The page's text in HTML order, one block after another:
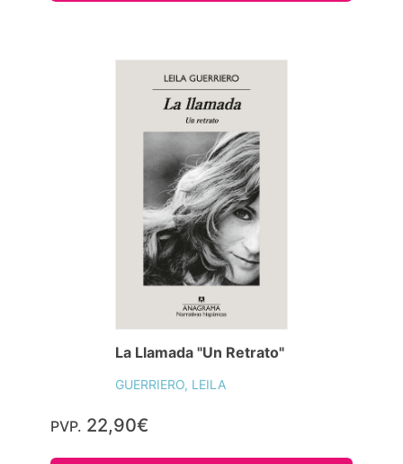
La Llamada "Un Retrato"
GUERRIERO, LEILA
PVP. 22,90€